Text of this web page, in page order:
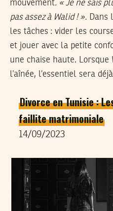
mouvement. « Je ne sais
pas assez à Walid ! ». Dans
les tâches : vider les
et jouer avec la petite
une chaise haute.
l’aînée, l’essentiel sera
Divorce en Tunisie :
faillite matrimoniale
14/09/2023